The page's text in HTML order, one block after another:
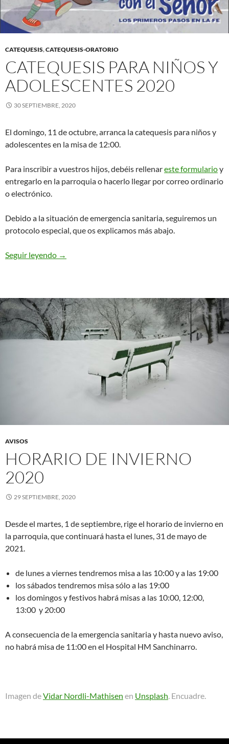
CATEQUESIS,CATEQUESIS-ORATORIO
CATEQUESIS PARA NIÑOS Y
ADOLESCENTES 2020
30 SEPTIEMBRE, 2020
El domingo, 11 de octubre, arranca la catequesis para niños y
adolescentes en la misa de 12:00.
Para inscribir a vuestros hijos, debéis rellenareste formularioy
entregarlo en la parroquia o hacerlo llegar por correo ordinario
o electrónico.
Debido a la situación de emergencia sanitaria, seguiremos un
protocolo especial, que os explicamos más abajo.
Seguir leyendo Catequesis para niños y adolescentes 2020
→
AVISOS
HORARIO DE INVIERNO
2020
29 SEPTIEMBRE, 2020
Desde el martes, 1 de septiembre, rige el horario de invierno en
la parroquia, que continuará hasta el lunes, 31 de mayo de
2021.
de lunes a viernes tendremos misa a las 10:00 y a las 19:00
los sábados tendremos misa sólo a las 19:00
los domingos y festivos habrá misas a las 10:00, 12:00,
13:00 y 20:00
A consecuencia de la emergencia sanitaria y hasta nuevo aviso,
no habrá misa de 11:00 en el Hospital HM Sanchinarro.
Imagen deVidar Nordli-Mathisen en Unsplash. Encuadre.